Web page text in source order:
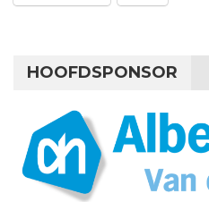
HOOFDSPONSOR